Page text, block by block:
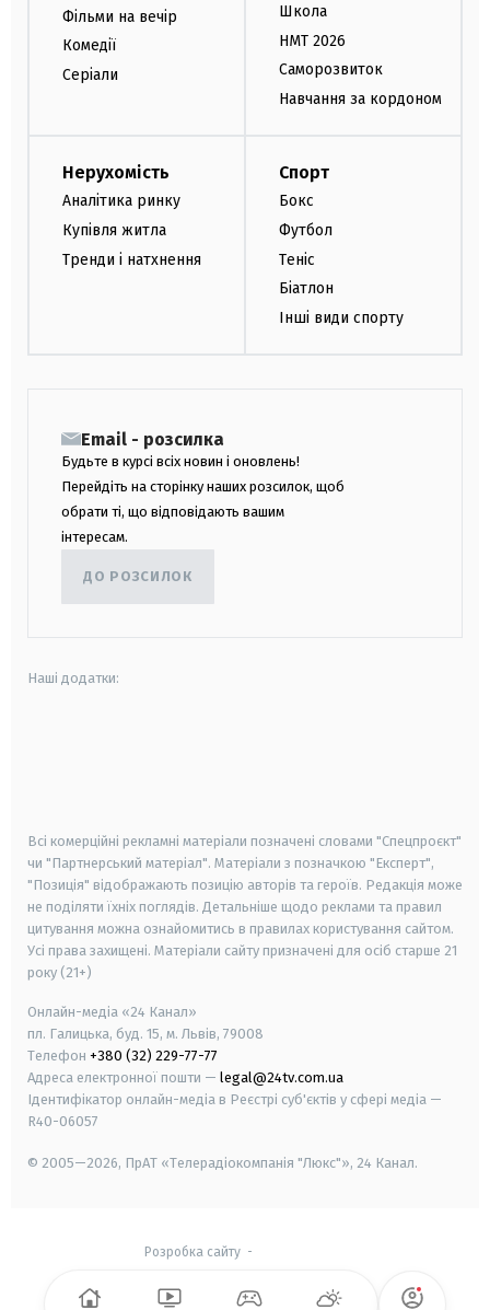
Фільми на вечір
Комедії
Серіали
Школа
НМТ 2026
Саморозвиток
Навчання за кордоном
Нерухомість
Аналітика ринку
Купівля житла
Тренди і натхнення
Спорт
Бокс
Футбол
Теніс
Біатлон
Інші види спорту
Email - розсилка
Будьте в курсі всіх новин і оновлень!
Перейдіть на сторінку наших розсилок, щоб
обрати ті, що відповідають вашим
інтересам.
ДО РОЗСИЛОК
Наші додатки:
Всі комерційні рекламні матеріали позначені словами "Спецпроєкт"
чи "Партнерський матеріал". Матеріали з позначкою "Експерт",
"Позиція" відображають позицію авторів та героїв. Редакція може
не поділяти їхніх поглядів. Детальніше щодо реклами та правил
цитування можна ознайомитись в правилах користування сайтом.
Усі права захищені. Матеріали сайту призначені для осіб старше 21
року (21+)
Онлайн-медіа «24 Канал»
пл. Галицька, буд. 15, м. Львів, 79008
Телефон +380 (32) 229-77-77
Адреса електронної пошти — legal@24tv.com.ua
Ідентифікатор онлайн-медіа в Реєстрі суб'єктів у сфері медіа —
R40-06057
© 2005—2026, ПрАТ «Телерадіокомпанія "Люкс"», 24 Канал.
Розробка сайту-